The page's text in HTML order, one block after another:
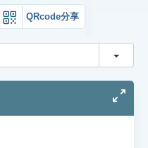
QRcode分享
切換